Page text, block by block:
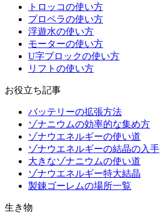
トロッコの使い方
プロペラの使い方
浮遊水の使い方
モーターの使い方
U字ブロックの使い方
リフトの使い方
お役立ち記事
バッテリーの拡張方法
ゾナニウムの効率的な集め方
ゾナウエネルギーの使い道
ゾナウエネルギーの結晶の入手
大きなゾナニウムの使い道
ゾナウエネルギー特大結晶
製錬ゴーレムの場所一覧
生き物